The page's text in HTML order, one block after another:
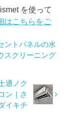
を使って
はこちらをご
ントパネルの水
スクリーニング
通ノク
ン｜さ
イキチ